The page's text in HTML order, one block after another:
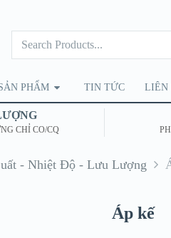
PHẨM TIN TỨC LIÊN
CHỈ CO/CQ
- Nhiệt Độ - Lưu Lượng
Áp kế